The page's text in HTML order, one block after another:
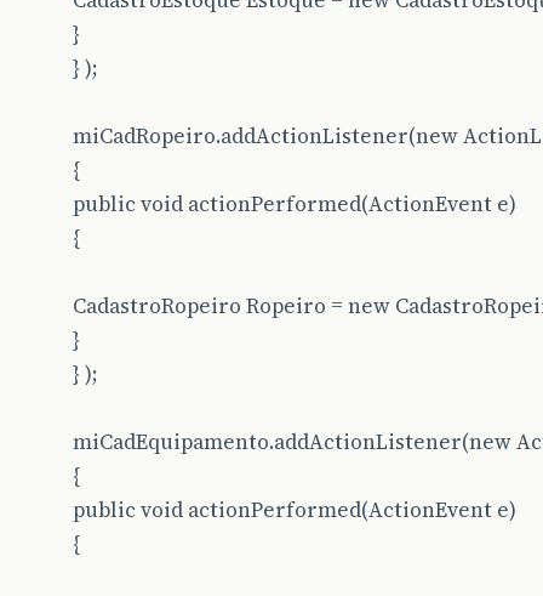
}
} );
miCadRopeiro.addActionListener(new
{
public void actionPerformed(ActionEvent e)
{
CadastroRopeiro Ropeiro = new
}
} );
miCadEquipamento.addActionListener(new
{
public void actionPerformed(ActionEvent e)
{